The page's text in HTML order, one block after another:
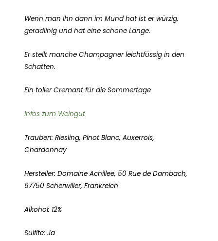
Wenn man ihn dann im Mund hat ist er würzig,
geradlinig und hat eine schöne Länge.
Er stellt manche Champagner leichtfüssig in den
Schatten.
Ein toller Cremant für die Sommertage
Infos zum Weingut
Trauben: Riesling, Pinot Blanc, Auxerrois,
Chardonnay
Hersteller: Domaine Achillee, 50 Rue de Dambach,
67750 Scherwiller, Frankreich
Alkohol: 12%
Sulfite: Ja